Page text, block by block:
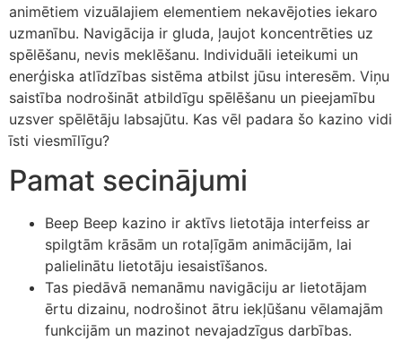
animētiem vizuālajiem elementiem nekavējoties iekaro
uzmanību. Navigācija ir gluda, ļaujot koncentrēties uz
spēlēšanu, nevis meklēšanu. Individuāli ieteikumi un
enerģiska atlīdzības sistēma atbilst jūsu interesēm. Viņu
saistība nodrošināt atbildīgu spēlēšanu un pieejamību
uzsver spēlētāju labsajūtu. Kas vēl padara šo kazino vidi
īsti viesmīlīgu?
Pamat secinājumi
Beep Beep kazino ir aktīvs lietotāja interfeiss ar
spilgtām krāsām un rotaļīgām animācijām, lai
palielinātu lietotāju iesaistīšanos.
Tas piedāvā nemanāmu navigāciju ar lietotājam
ērtu dizainu, nodrošinot ātru iekļūšanu vēlamajām
funkcijām un mazinot nevajadzīgus darbības.